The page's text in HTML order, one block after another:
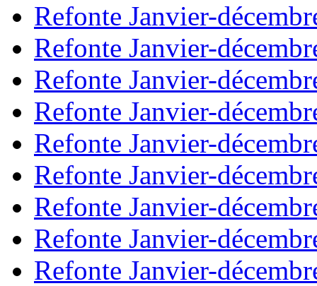
Refonte Janvier-
Refonte Janvier-
Refonte Janvier-
Refonte Janvier-
Refonte Janvier-
Refonte Janvier-
Refonte Janvier-
Refonte Janvier-
Refonte Janvier-